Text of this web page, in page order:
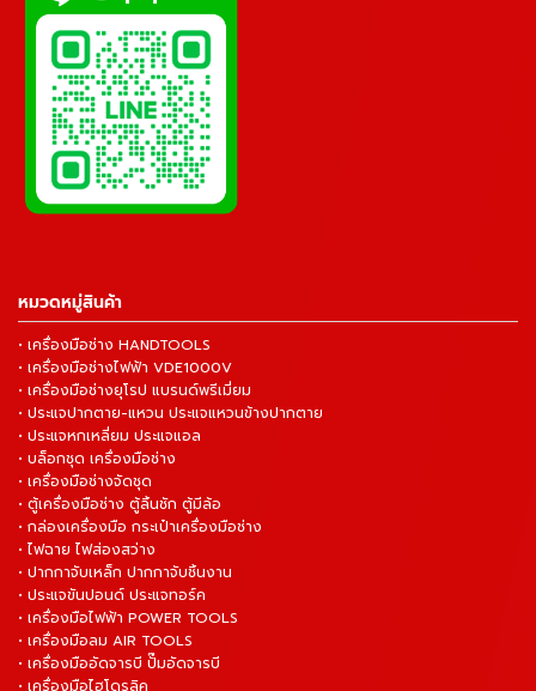
หมวดหมู่สินค้า
• เครื่องมือช่าง HANDTOOLS
• เครื่องมือช่างไฟฟ้า VDE1000V
• เครื่องมือช่างยุโรป แบรนด์พรีเมี่ยม
• ประแจปากตาย-แหวน ประแจแหวนข้างปากตาย
• ประแจหกเหลี่ยม ประแจแอล
• บล็อกชุด เครื่องมือช่าง
• เครื่องมือช่างจัดชุด
• ตู้เครื่องมือช่าง ตู้ลิ้นชัก ตู้มีล้อ
• กล่องเครื่องมือ กระเป๋าเครื่องมือช่าง
• ไฟฉาย ไฟส่องสว่าง
• ปากกาจับเหล็ก ปากกาจับชิ้นงาน
• ประแจขันปอนด์ ประแจทอร์ค
• เครื่องมือไฟฟ้า POWER TOOLS
• เครื่องมือลม AIR TOOLS
• เครื่องมืออัดจารบี ปั๊มอัดจารบี